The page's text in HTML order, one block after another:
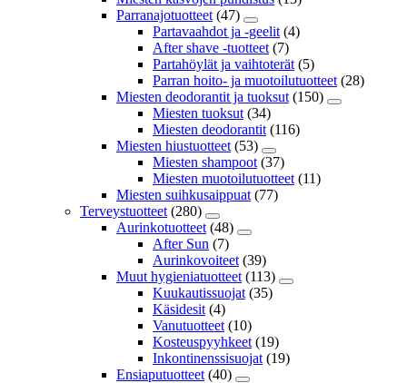
Parranajotuotteet (47)
Partavaahdot ja -geelit (4)
After shave -tuotteet (7)
Partahöylät ja vaihtoterät (5)
Parran hoito- ja muotoilutuotteet (28)
Miesten deodorantit ja tuoksut (150)
Miesten tuoksut (34)
Miesten deodorantit (116)
Miesten hiustuotteet (53)
Miesten shampoot (37)
Miesten muotoilutuotteet (11)
Miesten suihkusaippuat (77)
Terveystuotteet (280)
Aurinkotuotteet (48)
After Sun (7)
Aurinkovoiteet (39)
Muut hygieniatuotteet (113)
Kuukautissuojat (35)
Käsidesit (4)
Vanutuotteet (10)
Kosteuspyyhkeet (19)
Inkontinenssisuojat (19)
Ensiaputuotteet (40)